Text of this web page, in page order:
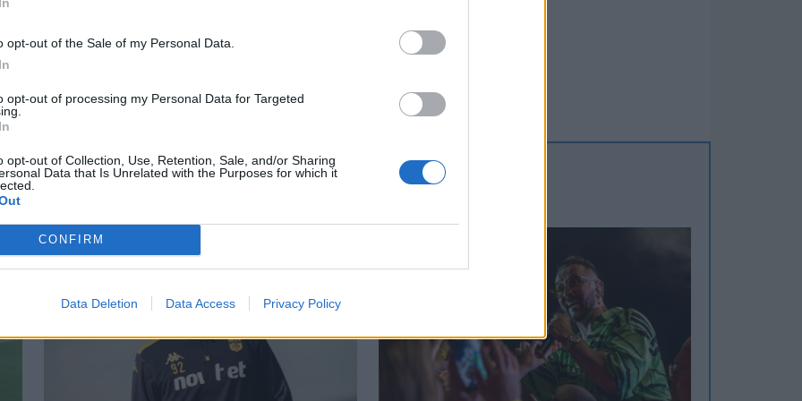
opt-out of the Sale of my Personal Data.
opt-out of processing my Personal Data for Targeted
opt-out of Collection, Use, Retention, Sale, and/or Sharing
Data that Is Unrelated with the Purposes for which it
CONFIRM
Data Deletion Data Access Privacy Policy
(szeptember 12., péntek) az FK Csíkszereda a Concordia
HOZZÁ!